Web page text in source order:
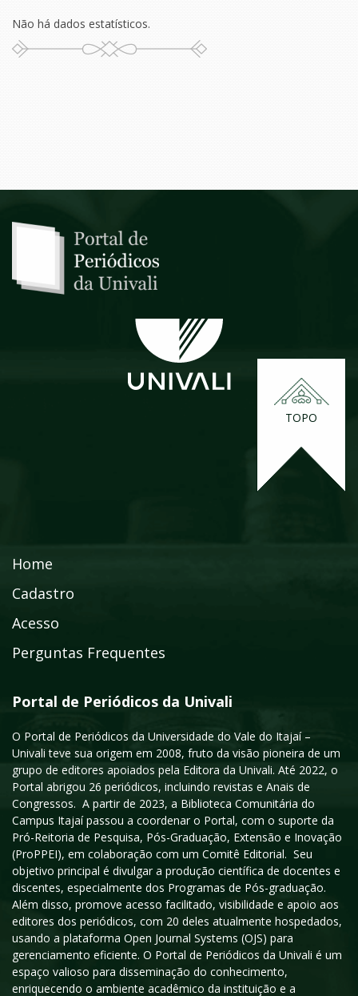
Não há dados estatísticos.
TOPO
Home
Cadastro
Acesso
Perguntas Frequentes
Portal de Periódicos da Univali
O Portal de Periódicos da Universidade do Vale do Itajaí –
Univali teve sua origem em 2008, fruto da visão pioneira de um
grupo de editores apoiados pela Editora da Univali. Até 2022, o
Portal abrigou 26 periódicos, incluindo revistas e Anais de
Congressos. A partir de 2023, a Biblioteca Comunitária do
Campus Itajaí passou a coordenar o Portal, com o suporte da
Pró-Reitoria de Pesquisa, Pós-Graduação, Extensão e Inovação
(ProPPEI), em colaboração com um Comitê Editorial. Seu
objetivo principal é divulgar a produção científica de docentes e
discentes, especialmente dos Programas de Pós-graduação.
Além disso, promove acesso facilitado, visibilidade e apoio aos
editores dos periódicos, com 20 deles atualmente hospedados,
usando a plataforma Open Journal Systems (OJS) para
gerenciamento eficiente. O Portal de Periódicos da Univali é um
espaço valioso para disseminação do conhecimento,
enriquecendo o ambiente acadêmico da instituição e a